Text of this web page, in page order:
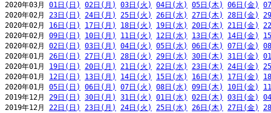
2020年03月 01日(日) 02日(月) 03日(火) 04日(水) 05日(木) 06日(金)
2020年02月 23日(日) 24日(月) 25日(火) 26日(水) 27日(木) 28日(金)
2020年02月 16日(日) 17日(月) 18日(火) 19日(水) 20日(木) 21日(金)
2020年02月 09日(日) 10日(月) 11日(火) 12日(水) 13日(木) 14日(金)
2020年02月 02日(日) 03日(月) 04日(火) 05日(水) 06日(木) 07日(金)
2020年01月 26日(日) 27日(月) 28日(火) 29日(水) 30日(木) 31日(金)
2020年01月 19日(日) 20日(月) 21日(火) 22日(水) 23日(木) 24日(金)
2020年01月 12日(日) 13日(月) 14日(火) 15日(水) 16日(木) 17日(金)
2020年01月 05日(日) 06日(月) 07日(火) 08日(水) 09日(木) 10日(金)
2019年12月 29日(日) 30日(月) 31日(火) 01日(水) 02日(木) 03日(金)
2019年12月 22日(日) 23日(月) 24日(火) 25日(水) 26日(木) 27日(金)